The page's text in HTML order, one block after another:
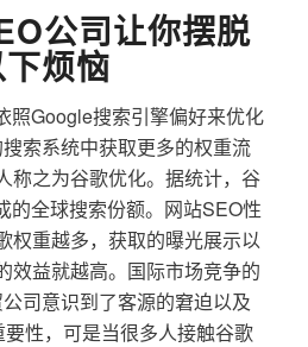
公司让你摆脱
烦恼
照Google搜索引擎偏好来优化
索系统中获取更多的权重流
称之为谷歌优化。据统计，谷
的全球搜索份额。网站SEO性
权重越多，获取的曝光展示以
效益就越高。国际市场竞争的
司意识到了客源的窘迫以及
性，可是当很多人接触谷歌